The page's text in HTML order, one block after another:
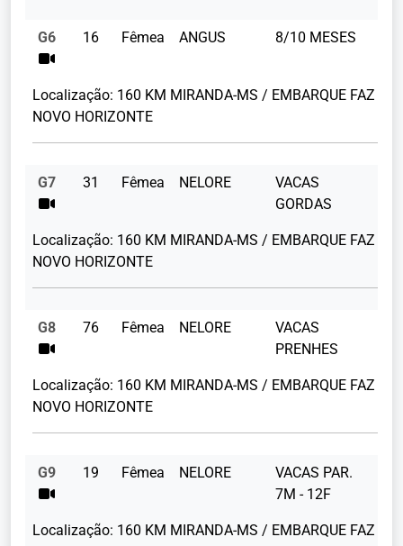
G6 16 Fêmea ANGUS 8/10 MESES
Localização: 160 KM MIRANDA-MS / EMBARQUE FAZ
NOVO HORIZONTE
G7 31 Fêmea NELORE
VACAS
GORDAS
Localização: 160 KM MIRANDA-MS / EMBARQUE FAZ
NOVO HORIZONTE
G8 76 Fêmea NELORE
VACAS
PRENHES
Localização: 160 KM MIRANDA-MS / EMBARQUE FAZ
NOVO HORIZONTE
G9 19 Fêmea NELORE
VACAS PAR.
7M - 12F
Localização: 160 KM MIRANDA-MS / EMBARQUE FAZ